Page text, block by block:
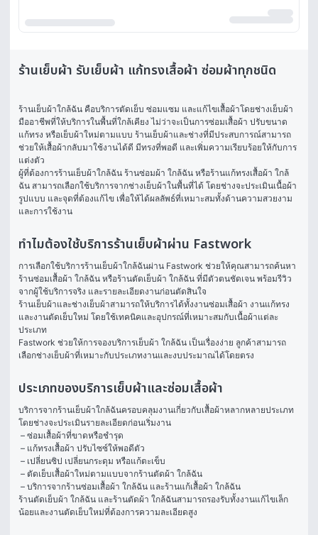
ร้านเย็บผ้า รับเย็บผ้า แก้ทรงเสื้อผ้า ซ่อมผ้าทุกชนิด
ร้านเย็บผ้าใกล้ฉัน คือบริการตัดเย็บ ซ่อมแซม และแก้ไขเสื้อผ้าโดยช่างเย็บผ้า
มืออาชีพที่ให้บริการในพื้นที่ใกล้เคียง ไม่ว่าจะเป็นการซ่อมเสื้อผ้า ปรับขนาด
แก้ทรง หรือเย็บผ้าใหม่ตามแบบ ร้านเย็บผ้าและช่างที่มีประสบการณ์สามารถ
ช่วยให้เสื้อผ้ากลับมาใช้งานได้ดี มีทรงที่พอดี และเพิ่มความเรียบร้อยให้กับการ
แต่งตัว
ผู้ที่ต้องการร้านเย็บผ้าใกล้ฉัน ร้านซ่อมผ้า ใกล้ฉัน หรือร้านแก้ทรงเสื้อผ้า ใกล้
ฉัน สามารถเลือกใช้บริการจากช่างเย็บผ้าในพื้นที่ได้ โดยช่างจะประเมินเนื้อผ้า
รูปแบบ และจุดที่ต้องแก้ไข เพื่อให้ได้ผลลัพธ์ที่เหมาะสมทั้งด้านความสวยงาม
และการใช้งาน
ทำไมต้องใช้บริการร้านเย็บผ้าผ่าน Fastwork
การเลือกใช้บริการร้านเย็บผ้าใกล้ฉันผ่าน Fastwork ช่วยให้คุณสามารถค้นหา
ร้านซ่อมเสื้อผ้า ใกล้ฉัน หรือร้านตัดเย็บผ้า ใกล้ฉัน ที่มีตัวตนชัดเจน พร้อมรีวิว
จากผู้ใช้บริการจริง และรายละเอียดงานก่อนตัดสินใจ
ร้านเย็บผ้าและช่างเย็บผ้าสามารถให้บริการได้ทั้งงานซ่อมเสื้อผ้า งานแก้ทรง
และงานตัดเย็บใหม่ โดยใช้เทคนิคและอุปกรณ์ที่เหมาะสมกับเนื้อผ้าแต่ละ
ประเภท
Fastwork ช่วยให้การจองบริการเย็บผ้า ใกล้ฉัน เป็นเรื่องง่าย ลูกค้าสามารถ
เลือกช่างเย็บผ้าที่เหมาะกับประเภทงานและงบประมาณได้โดยตรง
ประเภทของบริการเย็บผ้าและซ่อมเสื้อผ้า
บริการจากร้านเย็บผ้าใกล้ฉันครอบคลุมงานเกี่ยวกับเสื้อผ้าหลากหลายประเภท
โดยช่างจะประเมินรายละเอียดก่อนเริ่มงาน
– ซ่อมเสื้อผ้าที่ขาดหรือชำรุด
– แก้ทรงเสื้อผ้า ปรับไซซ์ให้พอดีตัว
– เปลี่ยนซิป เปลี่ยนกระดุม หรือแก้ตะเข็บ
– ตัดเย็บเสื้อผ้าใหม่ตามแบบจากร้านตัดผ้า ใกล้ฉัน
– บริการจากร้านซ่อมเสื้อผ้า ใกล้ฉัน และร้านแก้เสื้อผ้า ใกล้ฉัน
ร้านตัดเย็บผ้า ใกล้ฉัน และร้านตัดผ้า ใกล้ฉันสามารถรองรับทั้งงานแก้ไขเล็ก
น้อยและงานตัดเย็บใหม่ที่ต้องการความละเอียดสูง